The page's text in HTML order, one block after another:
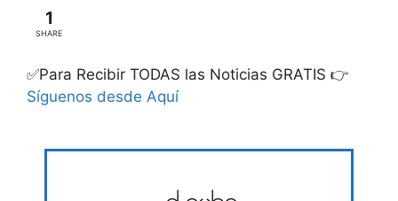
1
SHARE
✅Para Recibir TODAS las Noticias GRATIS 👉
Síguenos desde Aquí